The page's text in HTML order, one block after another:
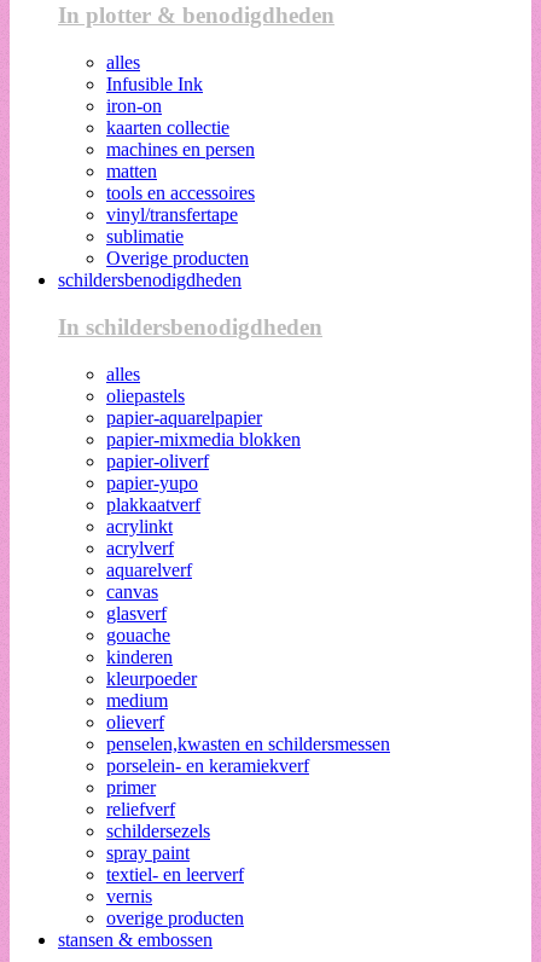
In plotter & benodigdheden
alles
Infusible Ink
iron-on
kaarten collectie
machines en persen
matten
tools en accessoires
vinyl/transfertape
sublimatie
Overige producten
schildersbenodigdheden
In schildersbenodigdheden
alles
oliepastels
papier-aquarelpapier
papier-mixmedia blokken
papier-oliverf
papier-yupo
plakkaatverf
acrylinkt
acrylverf
aquarelverf
canvas
glasverf
gouache
kinderen
kleurpoeder
medium
olieverf
penselen,kwasten en schildersmessen
porselein- en keramiekverf
primer
reliefverf
schildersezels
spray paint
textiel- en leerverf
vernis
overige producten
stansen & embossen